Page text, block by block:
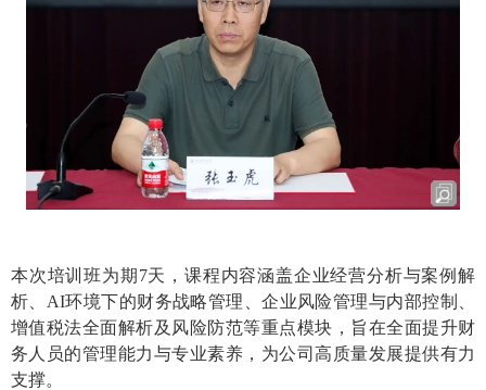
本次培训班为期7天，课程内容涵盖企业经营分析与案例解
析、AI环境下的财务战略管理、企业风险管理与内部控制、
增值税法全面解析及风险防范等重点模块，旨在全面提升财
务人员的管理能力与专业素养，为公司高质量发展提供有力
支撑。